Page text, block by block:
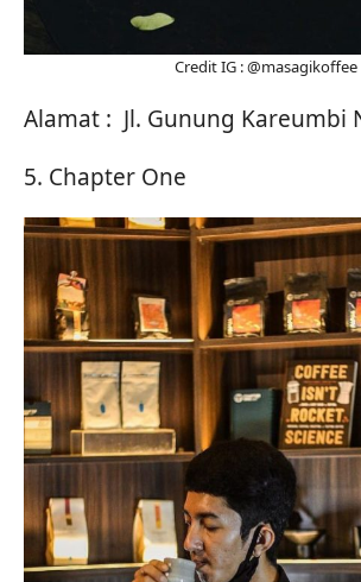
Credit IG : @masagikoffee
Alamat : Jl. Gunung Kareumbi
5. Chapter One